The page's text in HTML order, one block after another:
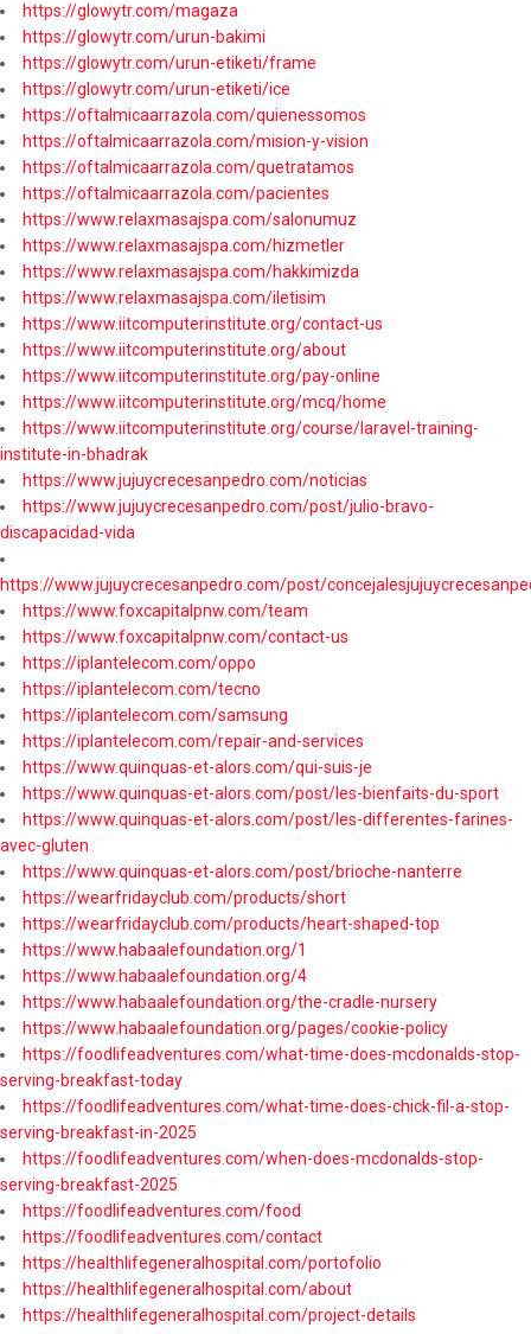
https://glowytr.com/magaza
https://glowytr.com/urun-bakimi
https://glowytr.com/urun-etiketi/frame
https://glowytr.com/urun-etiketi/ice
https://oftalmicaarrazola.com/quienessomos
https://oftalmicaarrazola.com/mision-y-vision
https://oftalmicaarrazola.com/quetratamos
https://oftalmicaarrazola.com/pacientes
https://www.relaxmasajspa.com/salonumuz
https://www.relaxmasajspa.com/hizmetler
https://www.relaxmasajspa.com/hakkimizda
https://www.relaxmasajspa.com/iletisim
https://www.iitcomputerinstitute.org/contact-us
https://www.iitcomputerinstitute.org/about
https://www.iitcomputerinstitute.org/pay-online
https://www.iitcomputerinstitute.org/mcq/home
https://www.iitcomputerinstitute.org/course/laravel-training-
institute-in-bhadrak
https://www.jujuycrecesanpedro.com/noticias
https://www.jujuycrecesanpedro.com/post/julio-bravo-
discapacidad-vida
https://www.jujuycrecesanpedro.com/post/
https://www.foxcapitalpnw.com/team
https://www.foxcapitalpnw.com/contact-us
https://iplantelecom.com/oppo
https://iplantelecom.com/tecno
https://iplantelecom.com/samsung
https://iplantelecom.com/repair-and-services
https://www.quinquas-et-alors.com/qui-suis-je
https://www.quinquas-et-alors.com/post/les-bienfaits-du-sport
https://www.quinquas-et-alors.com/post/les-differentes-farines-
avec-gluten
https://www.quinquas-et-alors.com/post/brioche-nanterre
https://wearfridayclub.com/products/short
https://wearfridayclub.com/products/heart-shaped-top
https://www.habaalefoundation.org/1
https://www.habaalefoundation.org/4
https://www.habaalefoundation.org/the-cradle-nursery
https://www.habaalefoundation.org/pages/cookie-policy
https://foodlifeadventures.com/what-time-does-mcdonalds-stop-
serving-breakfast-today
https://foodlifeadventures.com/what-time-does-chick-fil-a-stop-
serving-breakfast-in-2025
https://foodlifeadventures.com/when-does-mcdonalds-stop-
serving-breakfast-2025
https://foodlifeadventures.com/food
https://foodlifeadventures.com/contact
https://healthlifegeneralhospital.com/portofolio
https://healthlifegeneralhospital.com/about
https://healthlifegeneralhospital.com/project-details